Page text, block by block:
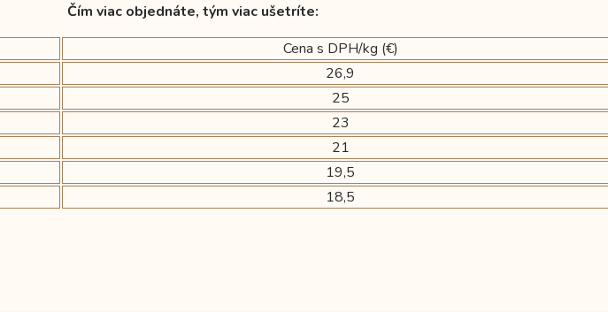
Čím viac objednáte, tým viac ušetríte:
Cena s DPH/kg (€)
26,9
25
23
21
19,5
18,5